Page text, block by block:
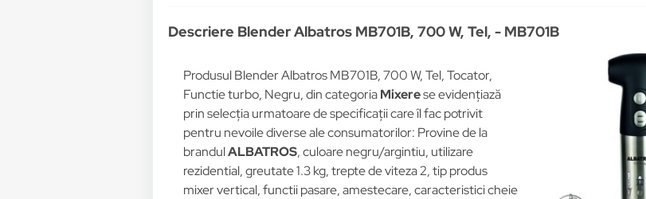
Descriere Blender Albatros MB701B, 700 W, Tel, - MB701B
Produsul Blender Albatros MB701B, 700 W, Tel, Tocator,
Functie turbo, Negru, din categoriaMixerese evidențiază
prin selecția urmatoare de specificații care îl fac potrivit
pentru nevoile diverse ale consumatorilor: Provine de la
brandulALBATROS, culoare negru/argintiu, utilizare
rezidential, greutate 1.3 kg, trepte de viteza 2, tip produs
mixer vertical, functii pasare, amestecare, caracteristici cheie